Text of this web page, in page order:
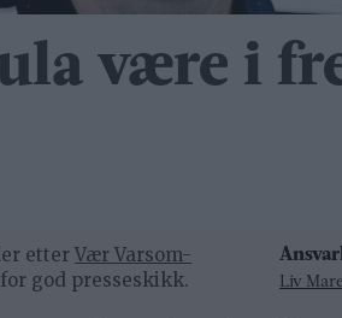
være i
etterVær Varsom-
for god presseskikk. Liv